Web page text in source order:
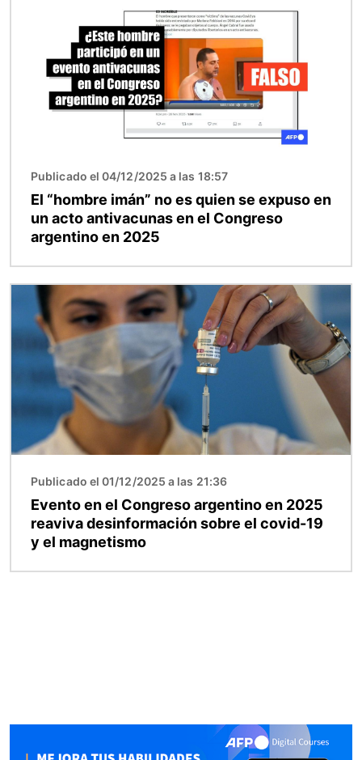
Publicado el 04/12/2025 a las 18:57
El “hombre imán” no es quien se expuso en
un acto antivacunas en el Congreso
argentino en 2025
Imagen
Publicado el 01/12/2025 a las 21:36
Evento en el Congreso argentino en 2025
reaviva desinformación sobre el covid-19
y el magnetismo